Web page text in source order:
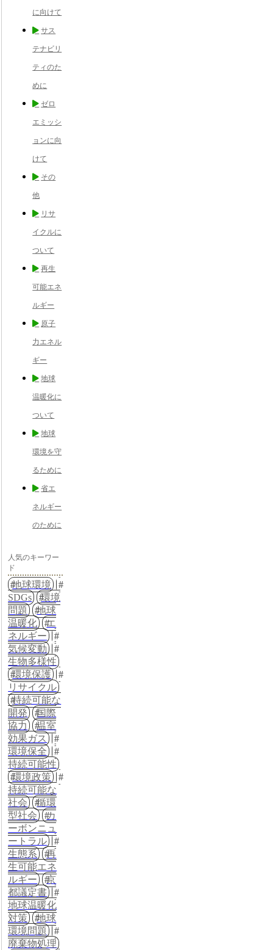
に向けて
サス
テナビリ
ティのた
めに
ゼロ
エミッシ
ョンに向
けて
その
他
リサ
イクルに
ついて
再生
可能エネ
ルギー
原子
力エネル
ギー
地球
温暖化に
ついて
地球
環境を守
るために
省エ
ネルギー
のために
人気のキーワー
ド
地球環境
SDGs
環境
問題
地球
温暖化
エ
ネルギー
気候変動
生物多様性
環境保護
リサイクル
持続可能な
開発
国際
協力
温室
効果ガス
環境保全
持続可能性
環境政策
持続可能な
社会
循環
型社会
カ
ーボンニュ
ートラル
生態系
再
生可能エネ
ルギー
京
都議定書
地球温暖化
対策
地球
環境問題
廃棄物処理